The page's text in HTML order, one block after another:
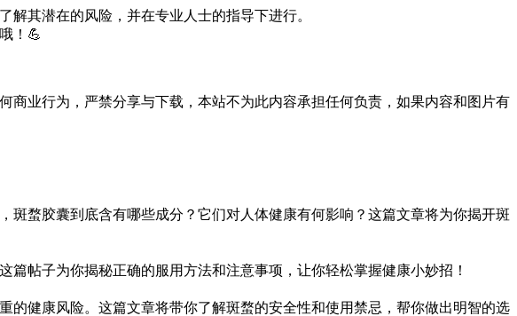
其潜在的风险，并在专业人士的指导下进行。
！💪
业行为，严禁分享与下载，本站不为此内容承担任何负责，如果内容和图片有
蝥胶囊到底含有哪些成分？它们对人体健康有何影响？这篇文章将为你揭开斑
帖子为你揭秘正确的服用方法和注意事项，让你轻松掌握健康小妙招！
健康风险。这篇文章将带你了解斑蝥的安全性和使用禁忌，帮你做出明智的选